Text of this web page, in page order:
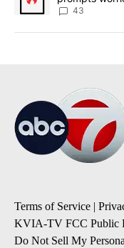
43
Terms of Service |
KVIA-TV FCC Public
Do Not Sell My